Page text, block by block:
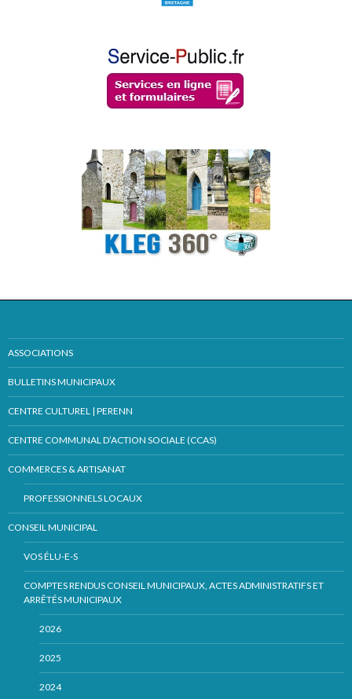
ASSOCIATIONS
BULLETINS MUNICIPAUX
CENTRE CULTUREL | PERENN
CENTRE COMMUNAL D’ACTION SOCIALE (CCAS)
COMMERCES & ARTISANAT
PROFESSIONNELS LOCAUX
CONSEIL MUNICIPAL
VOS ÉLU-E-S
COMPTES RENDUS CONSEIL MUNICIPAUX, ACTES ADMINISTRATIFS ET
ARRÊTÉS MUNICIPAUX
2026
2025
2024